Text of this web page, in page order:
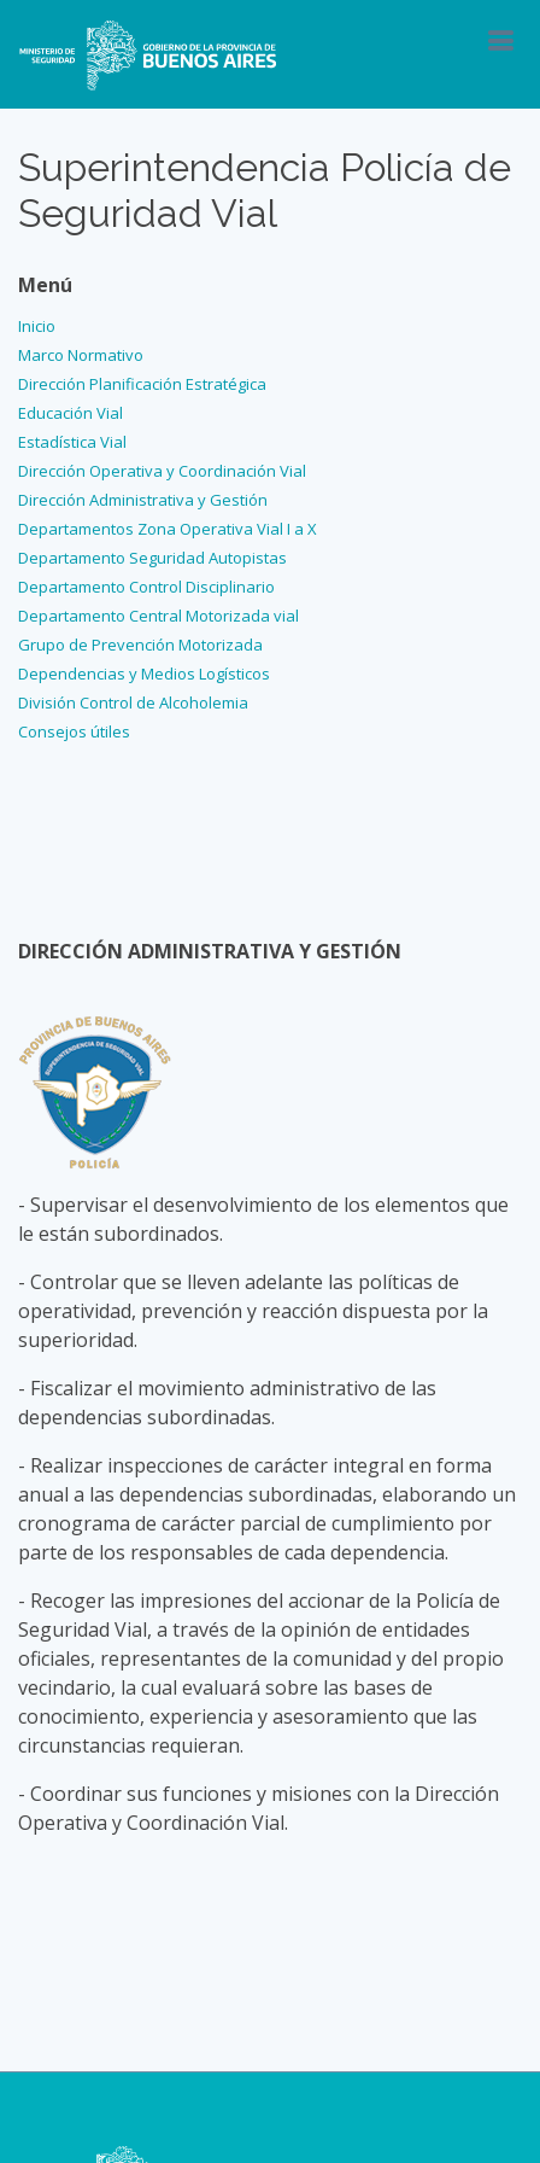
Superintendencia Policía de
Seguridad Vial
Menú
Inicio
Marco Normativo
Dirección Planificación Estratégica
Educación Vial
Estadística Vial
Dirección Operativa y Coordinación Vial
Dirección Administrativa y Gestión
Departamentos Zona Operativa Vial I a X
Departamento Seguridad Autopistas
Departamento Control Disciplinario
Departamento Central Motorizada vial
Grupo de Prevención Motorizada
Dependencias y Medios Logísticos
División Control de Alcoholemia
Consejos útiles
DIRECCIÓN ADMINISTRATIVA Y GESTIÓN
- Supervisar el desenvolvimiento de los elementos que
le están subordinados.
- Controlar que se lleven adelante las políticas de
operatividad, prevención y reacción dispuesta por la
superioridad.
- Fiscalizar el movimiento administrativo de las
dependencias subordinadas.
- Realizar inspecciones de carácter integral en forma
anual a las dependencias subordinadas, elaborando un
cronograma de carácter parcial de cumplimiento por
parte de los responsables de cada dependencia.
- Recoger las impresiones del accionar de la Policía de
Seguridad Vial, a través de la opinión de entidades
oficiales, representantes de la comunidad y del propio
vecindario, la cual evaluará sobre las bases de
conocimiento, experiencia y asesoramiento que las
circunstancias requieran.
- Coordinar sus funciones y misiones con la Dirección
Operativa y Coordinación Vial.